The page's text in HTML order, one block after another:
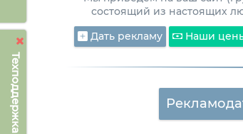
Техподдержка
состоящий из настоящих
Дать рекламу
Наши